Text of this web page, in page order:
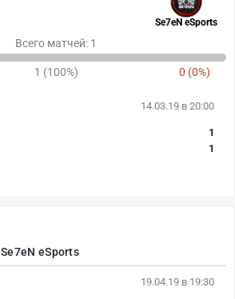
Se7eN eSports
Всего матчей: 1
1 (100%) 0 (0%)
14.03.19 в 20:00
1
1
Se7eN eSports
19.04.19 в 19:30